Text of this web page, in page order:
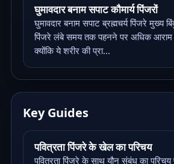
घुमावदार बनाम सपाट कौमार्य पिंजरों
घुमावदार बनाम सपाट ब्रह्मचर्य पिंजरे मुख्य
पिंजरे लंबे समय तक पहनने पर अधिक आराम
क्योंकि ये शरीर की प्रा...
Key Guides
पवित्रता पिंजरे के खेल का परिचय
पवित्रता पिंजरे के साथ यौन संबंध का परिचय